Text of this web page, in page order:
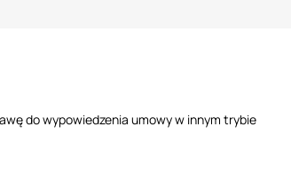
do wypowiedzenia umowy w innym trybie